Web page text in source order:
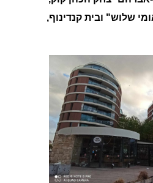
שלוש" ובית קנדינוף,